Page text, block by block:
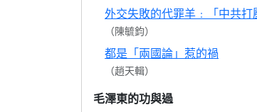
外交失敗的代罪羊﹕「中共打
（陳毓鈞）
都是「兩國論」惹的禍
（趙天輯）
毛澤東的功與過